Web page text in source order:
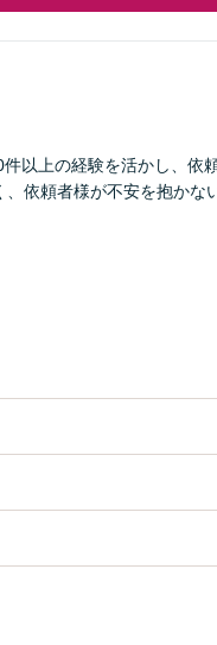
以上の経験を活かし、依
依頼者様が不安を抱かな